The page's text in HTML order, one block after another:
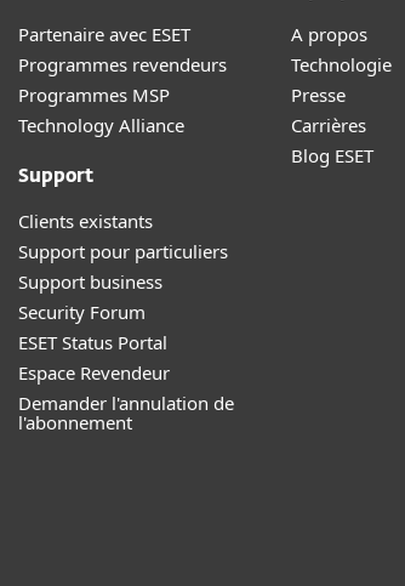
Partenaire avec ESET
Programmes revendeurs
Programmes MSP
Technology Alliance
Support
Clients existants
Support pour particuliers
Support business
Security Forum
ESET Status Portal
Espace Revendeur
Demander l'annulation de
l'abonnement
A propos
Technologie
Presse
Carrières
Blog ESET